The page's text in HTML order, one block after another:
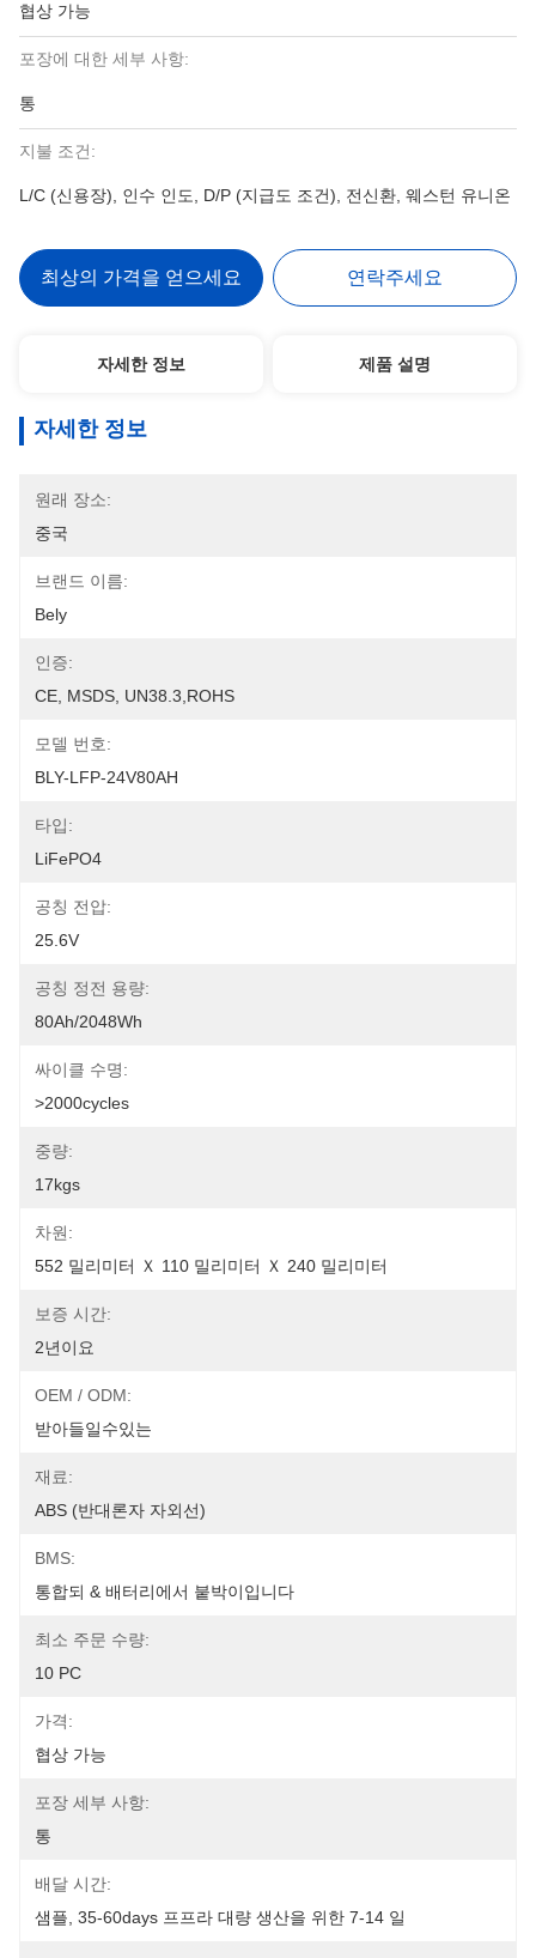
협상 가능
포장에 대한 세부 사항:
통
지불 조건:
L/C (신용장), 인수 인도, D/P (지급도 조건), 전신환, 웨스턴 유니온
최상의 가격을 얻으세요 연락주세요
자세한 정보 제품 설명
자세한 정보
원래 장소:
중국
브랜드 이름:
Bely
인증:
CE, MSDS, UN38.3,ROHS
모델 번호:
BLY-LFP-24V80AH
타입:
LiFePO4
공칭 전압:
25.6V
공칭 정전 용량:
80Ah/2048Wh
싸이클 수명:
>2000cycles
중량:
17kgs
차원:
552 밀리미터 Ｘ 110 밀리미터 Ｘ 240 밀리미터
보증 시간:
2년이요
OEM / ODM:
받아들일수있는
재료:
ABS (반대론자 자외선)
BMS:
통합되 & 배터리에서 붙박이입니다
최소 주문 수량:
10 PC
가격:
협상 가능
포장 세부 사항:
통
배달 시간:
샘플, 35-60days 프프라 대량 생산을 위한 7-14 일